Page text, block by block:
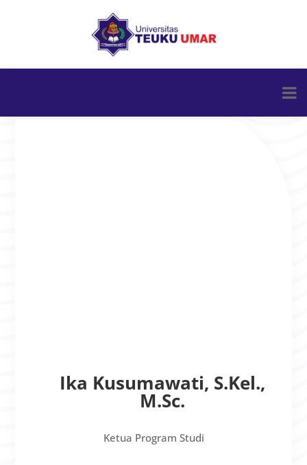
Ika Kusumawati, S.Kel.,
M.Sc.
Ketua Program Studi